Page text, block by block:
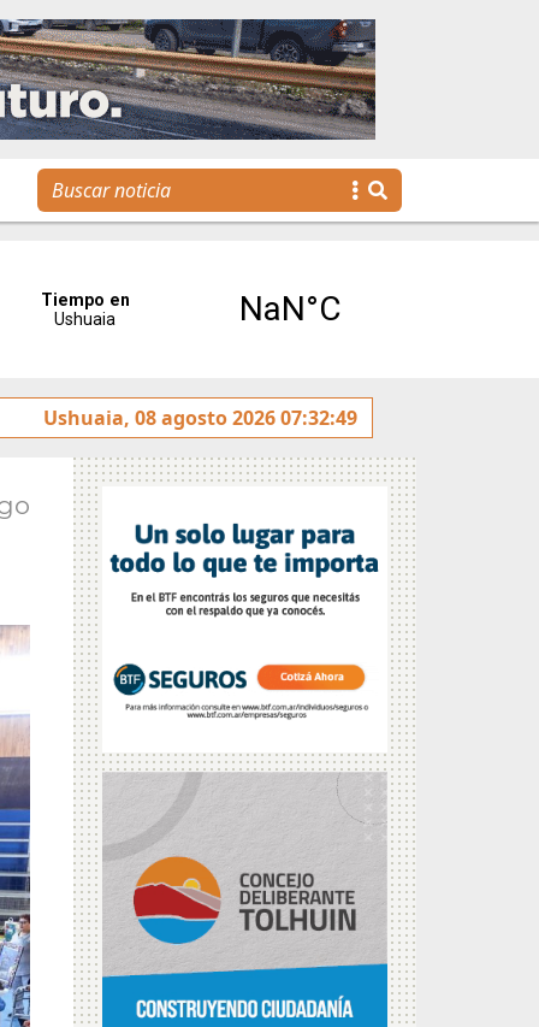
sobre la avenida Héroes de Malvinas
Ushuaia, 08 agosto 2026 07:32:49